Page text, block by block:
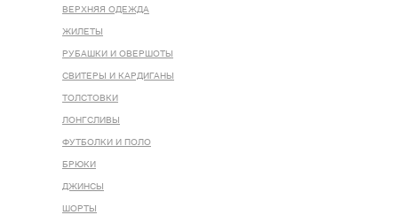
ВЕРХНЯЯ ОДЕЖДА
ЖИЛЕТЫ
РУБАШКИ И ОВЕРШОТЫ
СВИТЕРЫ И КАРДИГАНЫ
ТОЛСТОВКИ
ЛОНГСЛИВЫ
ФУТБОЛКИ И ПОЛО
БРЮКИ
ДЖИНСЫ
ШОРТЫ